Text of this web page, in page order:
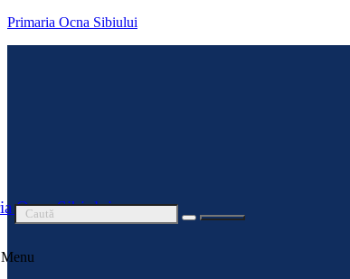
Primaria Ocna Sibiului
Ocna Sibiului
Menu